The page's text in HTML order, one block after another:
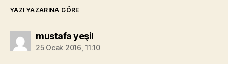
YAZI YAZARINA GÖRE
mustafa yeşildiyorki:
25 Ocak 2016, 11:10